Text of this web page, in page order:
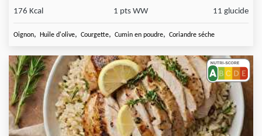
176 Kcal 1 pts WW 11 glucide
Oignon, Huile d'olive, Courgette, Cumin en poudre, Coriandre séche